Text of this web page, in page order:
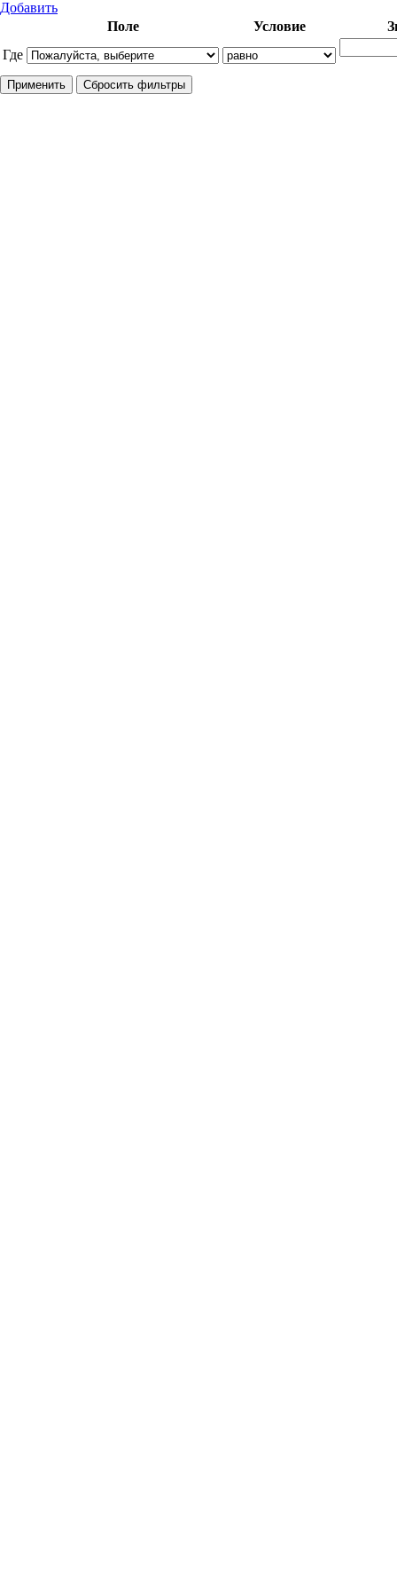
Добавить
Где
Поле Условие